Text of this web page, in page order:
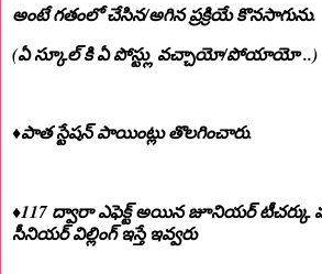
అంటే గతంలో చేసిన/అగిన ప్రక్రియే కొనసాగును.
(ఏ స్కూల్ కి ఏ పోస్ట్లు వచ్చాయో/పోయాయో ..)
♦️పాత స్టేషన్ పాయింట్లు తొలగించారు.
♦️117 ద్వారా ఎఫెక్ట్ అయిన జూనియర్ టీచర్కు
సీనియర్ విల్లింగ్ ఇస్తే ఇవ్వరు